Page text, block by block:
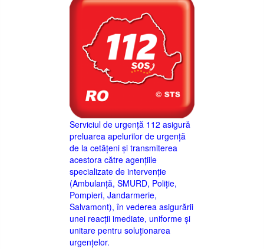
Serviciul de urgență 112 asigură
preluarea apelurilor de urgență
de la cetățeni și transmiterea
acestora către agențiile
specializate de intervenție
(Ambulanță, SMURD, Poliție,
Pompieri, Jandarmerie,
Salvamont), în vederea asigurării
unei reacții imediate, uniforme și
unitare pentru soluționarea
urgențelor.